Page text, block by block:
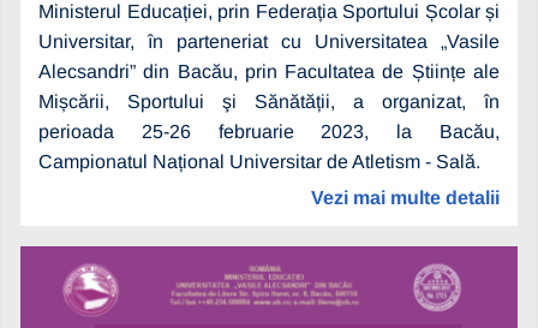
Ministerul Educației, prin Federația Sportului Școlar și
Universitar, în parteneriat cu Universitatea „Vasile
Alecsandri” din Bacău, prin Facultatea de Științe ale
Mișcării, Sportului şi Sănătății, a organizat, în
perioada 25-26 februarie 2023, la Bacău,
Campionatul Național Universitar de Atletism - Sală.
Vezi mai multe detalii